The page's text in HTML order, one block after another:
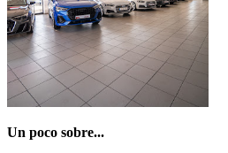
Un poco sobre...